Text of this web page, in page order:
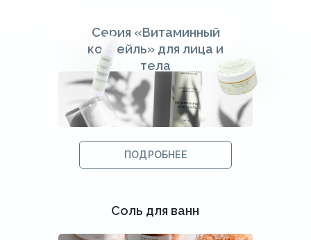
Соль для ванн
ПОДРОБНЕЕ
Серия «Витаминный
коктейль» для лица и
тела